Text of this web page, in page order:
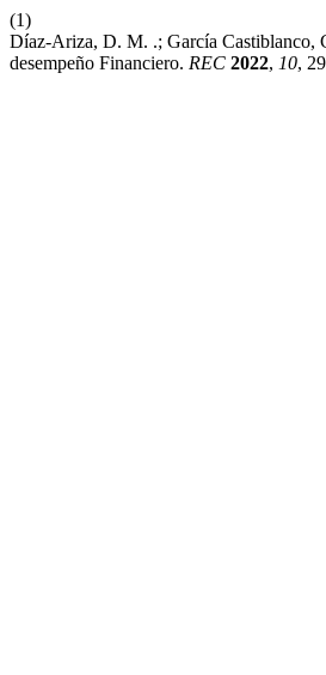
(1)
Díaz-Ariza, D. M. .; García Castiblanco,
desempeño Financiero. REC 2022, 10,